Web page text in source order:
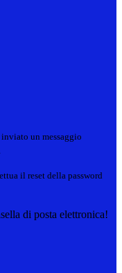
inviato un messaggio
il reset della password
di posta elettronica!